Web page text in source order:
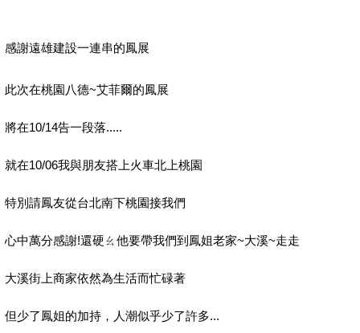
感謝遠雄建設一連串的鳳展
此次在桃園八德~艾菲爾的鳳展
將在10/14告一段落.....
就在10/06我與朋友搭上火車北上桃園
特別請鳳友從台北南下桃園接我們
心中萬分感謝!還硬ㄠ他要帶我們到鳳姐老家~大溪~走走
大溪街上商家依然為生活而忙碌著
但少了鳳姐的加持，人潮似乎少了許多...